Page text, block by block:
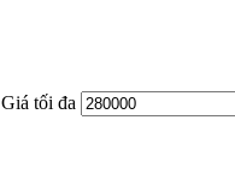
Giá tối đa